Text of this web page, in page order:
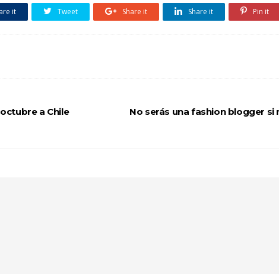
it Tweet Share it Share it Pin it
No serás una fashion blogger si
a Chile